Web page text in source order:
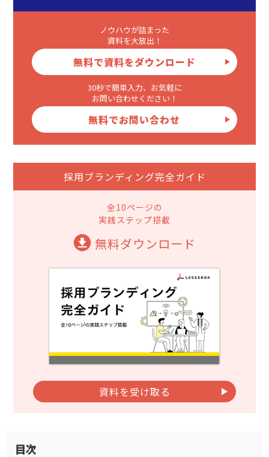
ノウハウが詰まった
資料を大放出！
無料で資料をダウンロード
30秒で簡単入力、お気軽に
お問い合わせください！
無料でお問い合わせ
採用ブランディング完全ガイド
全10ページの
実践ステップ搭載
無料ダウンロード
資料を受け取る
目次